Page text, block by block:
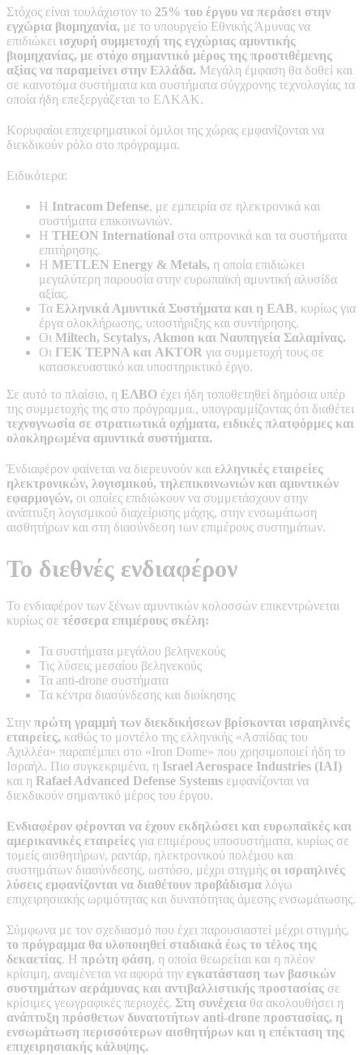
Στόχος είναι τουλάχιστον το 25% του έργου να περάσει στην
εγχώρια βιομηχανία, με το υπουργείο Εθνικής Άμυνας να
επιδιώκει ισχυρή συμμετοχή της εγχώριας αμυντικής
βιομηχανίας, με στόχο σημαντικό μέρος της προστιθέμενης
αξίας να παραμείνει στην Ελλάδα. Μεγάλη έμφαση θα δοθεί και
σε καινοτόμα συστήματα και συστήματα σύγχρονης τεχνολογίας τα
οποία ήδη επεξεργάζεται το ΕΛΚΑΚ.
Κορυφαίοι επιχειρηματικοί όμιλοι της χώρας εμφανίζονται να
διεκδικούν ρόλο στο πρόγραμμα.
Ειδικότερα:
Η Intracom Defense, με εμπειρία σε ηλεκτρονικά και
συστήματα επικοινωνιών.
Η THEON International στα οπτρονικά και τα συστήματα
επιτήρησης.
Η METLEN Energy & Metals, η οποία επιδιώκει
μεγαλύτερη παρουσία στην ευρωπαϊκή αμυντική αλυσίδα
αξίας.
Τα Ελληνικά Αμυντικά Συστήματα και η ΕΑΒ, κυρίως για
έργα ολοκλήρωσης, υποστήριξης και συντήρησης.
Οι Miltech, Scytalys, Akmon και Ναυπηγεία Σαλαμίνας.
Οι ΓΕΚ ΤΕΡΝΑ και AKTOR για συμμετοχή τους σε
κατασκευαστικό και υποστηρικτικό έργο.
Σε αυτό το πλαίσιο, η ΕΛΒΟ έχει ήδη τοποθετηθεί δημόσια υπέρ
της συμμετοχής της στο πρόγραμμα., υπογραμμίζοντας ότι διαθέτει
τεχνογνωσία σε στρατιωτικά οχήματα, ειδικές πλατφόρμες και
ολοκληρωμένα αμυντικά συστήματα.
Ένδιαφέρον φαίνεται να διερευνούν και ελληνικές εταιρείες
ηλεκτρονικών, λογισμικού, τηλεπικοινωνιών και αμυντικών
εφαρμογών, οι οποίες επιδιώκουν να συμμετάσχουν στην
ανάπτυξη λογισμικού διαχείρισης μάχης, στην ενσωμάτωση
αισθητήρων και στη διασύνδεση των επιμέρους συστημάτων.
Το διεθνές ενδιαφέρον
Το ενδιαφέρον των ξένων αμυντικών κολοσσών επικεντρώνεται
κυρίως σε τέσσερα επιμέρους σκέλη:
Τα συστήματα μεγάλου βεληνεκούς
Τις λύσεις μεσαίου βεληνεκούς
Τα anti-drone συστήματα
Τα κέντρα διασύνδεσης και διοίκησης
Στην πρώτη γραμμή των διεκδικήσεων βρίσκονται ισραηλινές
εταιρείες, καθώς το μοντέλο της ελληνικής «Ασπίδας του
Αχιλλέα» παραπέμπει στο «Iron Dome» που χρησιμοποιεί ήδη το
Ισραήλ. Πιο συγκεκριμένα, η Israel Aerospace Industries (IAI)
και η Rafael Advanced Defense Systems εμφανίζονται να
διεκδικούν σημαντικό μέρος του έργου.
Ενδιαφέρον φέρονται να έχουν εκδηλώσει και ευρωπαϊκές και
αμερικανικές εταιρείες για επιμέρους υποσυστήματα, κυρίως σε
τομείς αισθητήρων, ραντάρ, ηλεκτρονικού πολέμου και
συστημάτων διασύνδεσης, ωστόσο, μέχρι στιγμής οι ισραηλινές
λύσεις εμφανίζονται να διαθέτουν προβάδισμα λόγω
επιχειρησιακής ωριμότητας και δυνατότητας άμεσης ενσωμάτωσης.
Σύμφωνα με τον σχεδιασμό που έχει παρουσιαστεί μέχρι στιγμής,
το πρόγραμμα θα υλοποιηθεί σταδιακά έως το τέλος της
δεκαετίας. Η πρώτη φάση, η οποία θεωρείται και η πλέον
κρίσιμη, αναμένεται να αφορά την εγκατάσταση των βασικών
συστημάτων αεράμυνας και αντιβαλλιστικής προστασίας σε
κρίσιμες γεωγραφικές περιοχές. Στη συνέχεια θα ακολουθήσει η
ανάπτυξη πρόσθετων δυνατοτήτων anti-drone προστασίας, η
ενσωμάτωση περισσότερων αισθητήρων και η επέκταση της
επιχειρησιακής κάλυψης.